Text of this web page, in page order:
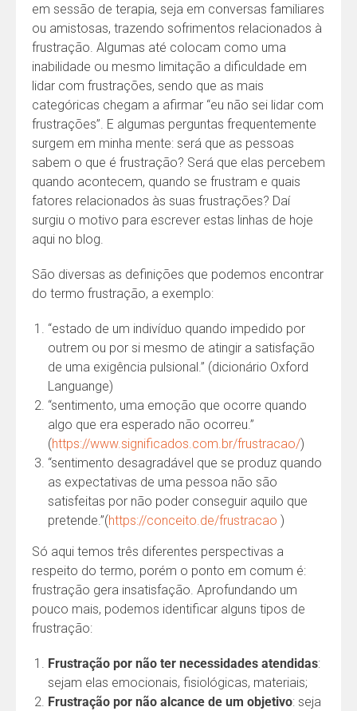
em sessão de terapia, seja em conversas familiares
ou amistosas, trazendo sofrimentos relacionados à
frustração. Algumas até colocam como uma
inabilidade ou mesmo limitação a dificuldade em
lidar com frustrações, sendo que as mais
categóricas chegam a afirmar “eu não sei lidar com
frustrações”. E algumas perguntas frequentemente
surgem em minha mente: será que as pessoas
sabem o que é frustração? Será que elas percebem
quando acontecem, quando se frustram e quais
fatores relacionados às suas frustrações? Daí
surgiu o motivo para escrever estas linhas de hoje
aqui no blog.
São diversas as definições que podemos encontrar
do termo frustração, a exemplo:
“estado de um indivíduo quando impedido por
outrem ou por si mesmo de atingir a satisfação
de uma exigência pulsional.” (dicionário Oxford
Languange)
“sentimento, uma emoção que ocorre quando
algo que era esperado não ocorreu.”
(https://www.significados.com.br/frustracao/)
“sentimento desagradável que se produz quando
as expectativas de uma pessoa não são
satisfeitas por não poder conseguir aquilo que
pretende.”(https://conceito.de/frustracao )
Só aqui temos três diferentes perspectivas a
respeito do termo, porém o ponto em comum é:
frustração gera insatisfação. Aprofundando um
pouco mais, podemos identificar alguns tipos de
frustração:
Frustração por não ter necessidades atendidas:
sejam elas emocionais, fisiológicas, materiais;
Frustração por não alcance de um objetivo: seja